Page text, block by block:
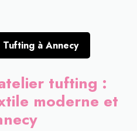
à Annecy
tufting :
moderne et